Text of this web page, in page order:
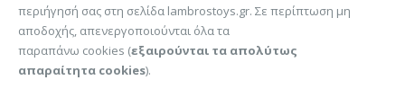
περιήγησή σας στη σελίδα lambrostoys.gr. Σε περίπτωση μη
αποδοχής, απενεργοποιούνται όλα τα
παραπάνω cookies (εξαιρούνται τα απολύτως
απαραίτητα cookies).